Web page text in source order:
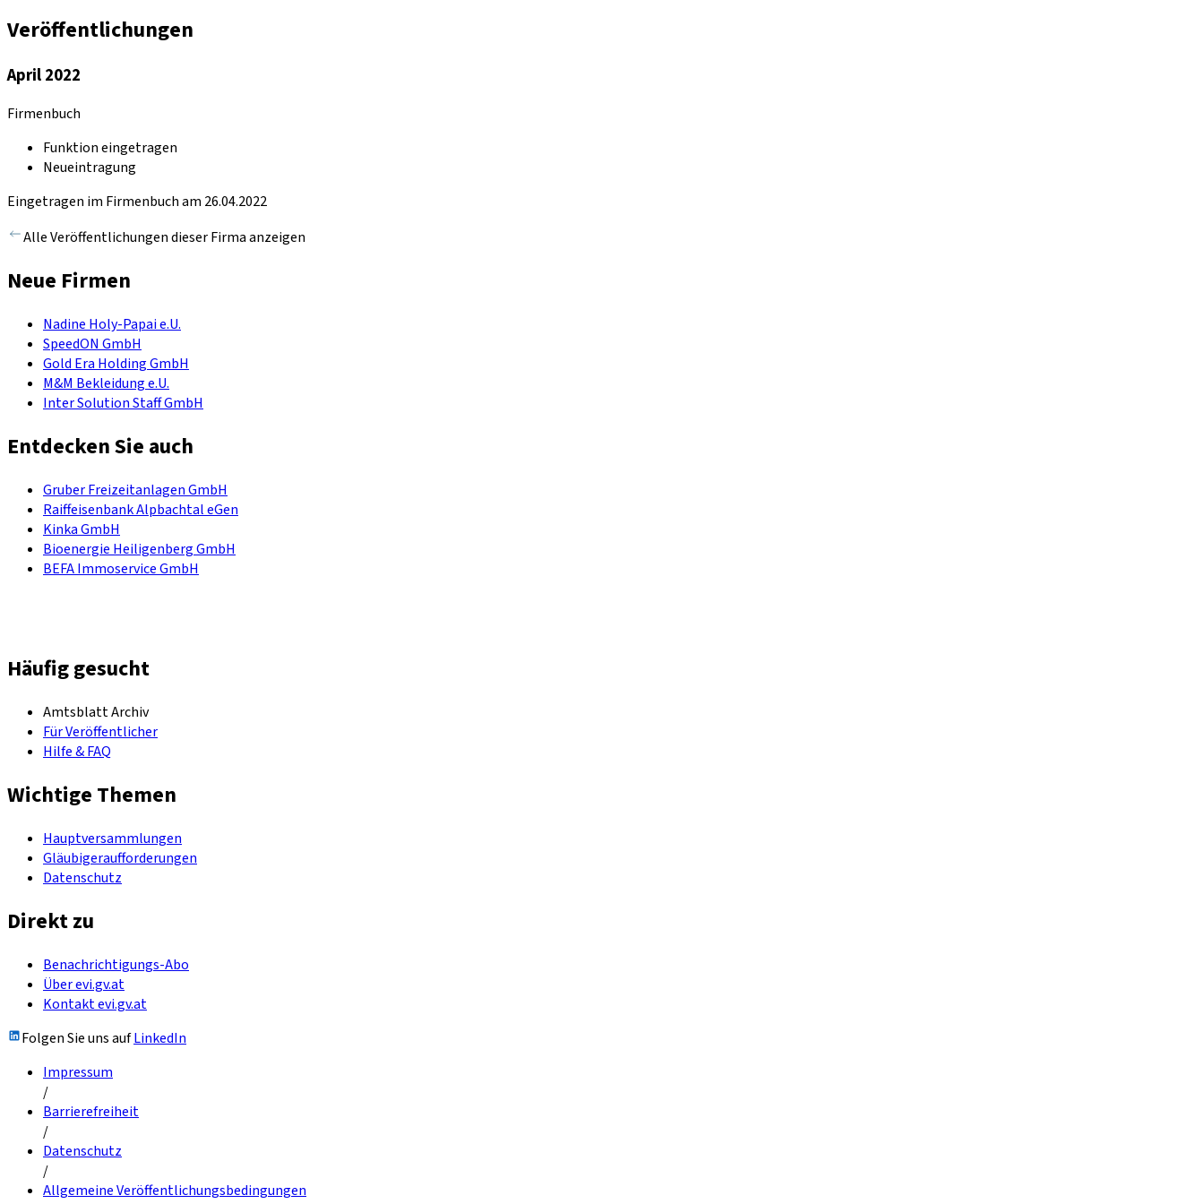
Veröffentlichungen
April 2022
Firmenbuch
Funktion eingetragen
Neueintragung
Eingetragen im Firmenbuch am 26.04.2022
Alle Veröffentlichungen dieser Firma anzeigen
Neue Firmen
Nadine Holy-Papai e.U.
SpeedON GmbH
Gold Era Holding GmbH
M&M Bekleidung e.U.
Inter Solution Staff GmbH
Entdecken Sie auch
Gruber Freizeitanlagen GmbH
Raiffeisenbank Alpbachtal eGen
Kinka GmbH
Bioenergie Heiligenberg GmbH
BEFA Immoservice GmbH
Häufig gesucht
Amtsblatt Archiv
Für Veröffentlicher
Hilfe & FAQ
Wichtige Themen
Hauptversammlungen
Gläubigeraufforderungen
Datenschutz
Direkt zu
Benachrichtigungs-Abo
Über evi.gv.at
Kontakt evi.gv.at
Folgen Sie uns aufLinkedIn
Impressum
/
Barrierefreiheit
/
Datenschutz
/
Allgemeine Veröffentlichungsbedingungen